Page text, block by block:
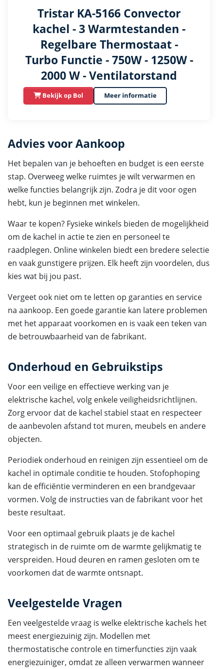
Tristar KA-5166 Convector
kachel - 3 Warmtestanden -
Regelbare Thermostaat -
Turbo Functie - 750W - 1250W -
2000 W - Ventilatorstand
Bekijk op Bol Meer informatie
Advies voor Aankoop
Het bepalen van je behoeften en budget is een eerste
stap. Overweeg welke ruimtes je wilt verwarmen en
welke functies belangrijk zijn. Zodra je dit voor ogen
hebt, kun je beginnen met winkelen.
Waar te kopen? Fysieke winkels bieden de mogelijkheid
om de kachel in actie te zien en personeel te
raadplegen. Online winkelen biedt een bredere selectie
en vaak gunstigere prijzen. Elk heeft zijn voordelen, dus
kies wat bij jou past.
Vergeet ook niet om te letten op garanties en service
na aankoop. Een goede garantie kan latere problemen
met het apparaat voorkomen en is vaak een teken van
de betrouwbaarheid van de fabrikant.
Onderhoud en Gebruikstips
Voor een veilige en effectieve werking van je
elektrische kachel, volg enkele veiligheidsrichtlijnen.
Zorg ervoor dat de kachel stabiel staat en respecteer
de aanbevolen afstand tot muren, meubels en andere
objecten.
Periodiek onderhoud en reinigen zijn essentieel om de
kachel in optimale conditie te houden. Stofophoping
kan de efficiëntie verminderen en een brandgevaar
vormen. Volg de instructies van de fabrikant voor het
beste resultaat.
Voor een optimaal gebruik plaats je de kachel
strategisch in de ruimte om de warmte gelijkmatig te
verspreiden. Houd deuren en ramen gesloten om te
voorkomen dat de warmte ontsnapt.
Veelgestelde Vragen
Een veelgestelde vraag is welke elektrische kachels het
meest energiezuinig zijn. Modellen met
thermostatische controle en timerfuncties zijn vaak
energiezuiniger, omdat ze alleen verwarmen wanneer